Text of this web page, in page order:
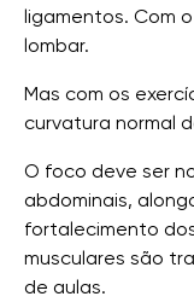
ligamentos. Com
lombar.
Mas com os
curvatura normal
O foco deve ser
abdominais,
fortalecimento
musculares são
de aulas.